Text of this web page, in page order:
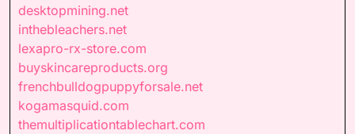
desktopmining.net
inthebleachers.net
lexapro-rx-store.com
buyskincareproducts.org
frenchbulldogpuppyforsale.net
kogamasquid.com
themultiplicationtablechart.com